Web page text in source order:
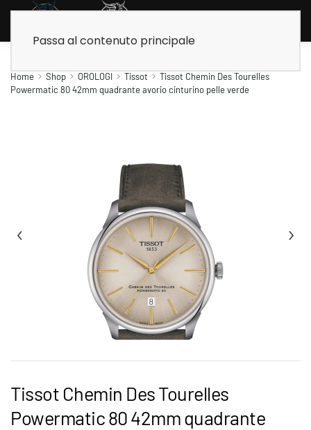
Passa al contenuto principale
Home Shop OROLOGI Tissot
Tissot Chemin Des Tourelles
Powermatic 80 42mm quadrante avorio cinturino pelle verde
Tissot Chemin Des Tourelles
Powermatic 80 42mm quadrante